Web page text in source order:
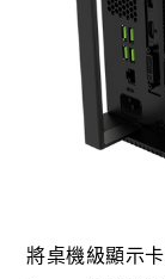
將桌機級顯示